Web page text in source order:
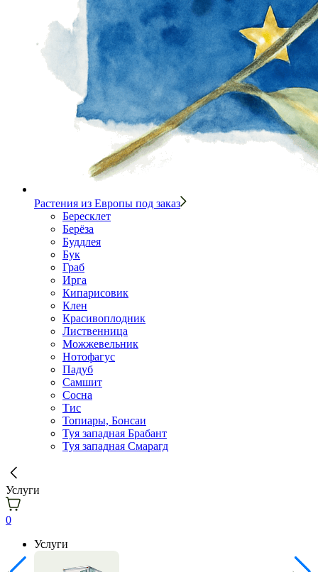
Растения из Европы под заказ
Бересклет
Берёза
Буддлея
Бук
Граб
Ирга
Кипарисовик
Клен
Красивоплодник
Лиственница
Можжевельник
Нотофагус
Падуб
Самшит
Сосна
Тис
Топиары, Бонсаи
Туя западная Брабант
Туя западная Смарагд
Услуги
0
Услуги